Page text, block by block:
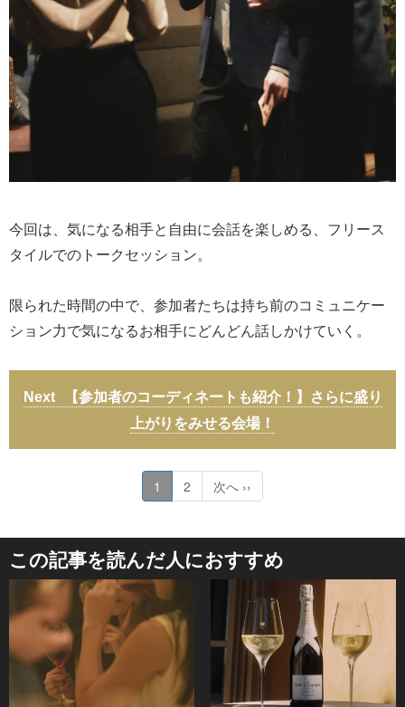
今回は、気になる相手と自由に会話を楽しめる、フリース
タイルでのトークセッション。
限られた時間の中で、参加者たちは持ち前のコミュニケー
ション力で気になるお相手にどんどん話しかけていく。
【参加者のコーディネートも紹介！】さらに盛り
上がりをみせる会場！
1 2 次へ ››
この記事を読んだ人におすすめ